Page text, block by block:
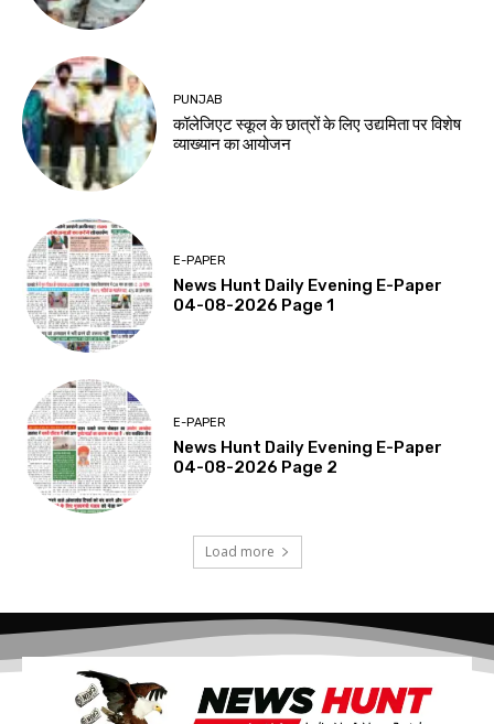
PUNJAB
कॉलेजिएट स्कूल के छात्रों के लिए उद्यमिता पर विशेष
व्याख्यान का आयोजन
E-PAPER
News Hunt Daily Evening E-Paper
04-08-2026 Page 1
E-PAPER
News Hunt Daily Evening E-Paper
04-08-2026 Page 2
Load more